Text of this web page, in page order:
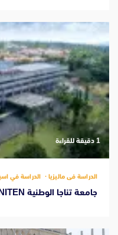
‫1 دقيقة للقراءة
الدراسة فى ماليزيا الدراسة في
جامعة تناجا الوطنية UNITEN